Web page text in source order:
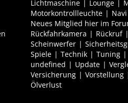
Lichtmaschine
Lounge
Motorkontrollleuchte
Navi
Neues Mitglied hier im
Rückfahrkamera
Rückruf
Scheinwerfer
Spiele
Technik Tuning
undefined
Update
Versicherung
Vorstellung
Ölverlust